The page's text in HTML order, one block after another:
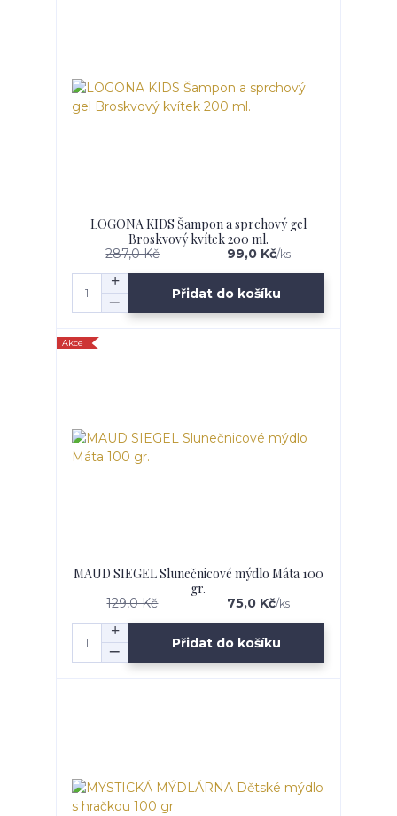
LOGONA KIDS Šampon a sprchový gel
Broskvový kvítek 200 ml.
287,0 Kč 99,0 Kč/ks
Přidat do košíku
Akce
MAUD SIEGEL Slunečnicové mýdlo Máta 100
gr.
129,0 Kč 75,0 Kč/ks
Přidat do košíku